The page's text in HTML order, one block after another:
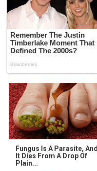
Fungus Is A Parasite, And
It Dies From A Drop Of
Plain...